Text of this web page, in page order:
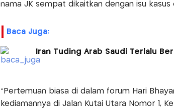
nama JK sempat dikaitkan dengan isu
Baca Juga:
Iran Tuding Arab Saudi Terlalu
"Pertemuan biasa di dalam forum Hari
kediamannya di Jalan Kutai Utara Nomor 1,